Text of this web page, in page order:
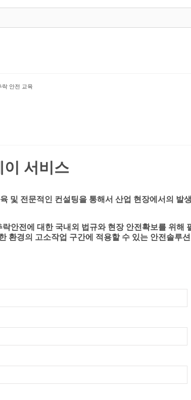
락 안전 교육
서비스
및 전문적인 컨설팅을 통해서 산업 현장에서의 발
안전에 대한 국내외 법규와 현장 안전확보를 위해
환경의 고소작업 구간에 적용할 수 있는 안전솔루